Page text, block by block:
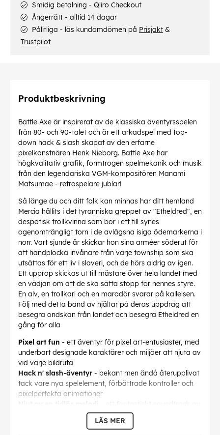
Smidig betalning - Qliro Checkout
Ångerrätt - alltid 14 dagar
Pålitliga - läs kundomdömen på Prisjakt &
Trustpilot
Produktbeskrivning
Battle Axe är inspirerat av de klassiska äventyrsspelen
från 80- och 90-talet och är ett arkadspel med top-
down hack & slash skapat av den erfarne
pixelkonstnären Henk Nieborg. Battle Axe har
högkvalitativ grafik, formtrogen spelmekanik och musik
från den legendariska VGM-kompositören Manami
Matsumae - retrospelare jublar!
Så länge du och ditt folk kan minnas har ditt hemland
Mercia hållits i det tyranniska greppet av "Etheldred", en
despotisk trollkvinna som bor i ett till synes
ogenomträngligt torn i de avlägsna isiga ödemarkerna i
norr. Vart sjunde år skickar hon sina arméer söderut för
att handplocka invånare från varje township som ska
utsättas för ett liv i slaveri, och de hörs aldrig av igen.
Ett upprop skickas ut till mästare över hela landet med
en vädjan om att de ska sätta stopp för hennes styre.
En alv, en trollkarl och en marodör svarar på kallelsen.
Följ med detta band av hjältar på deras uppdrag att
besegra ondskan från landet och besegra Etheldred en
gång för alla
Pixel art fun - ett äventyr för pixel art-entusiaster, med
underbart designade karaktärer och miljöer att njuta av
vid varje bildruta
Hack n' slash-äventyr - bekant men ändå återupplivat
tack vare nya spelelement, förbättrade kontroller och
pixelperfekta animationer
Njut av en tidlös melodi - ett fantastiskt soundtrack av
den legendariska kompositören Manami Matsumae
välj mellan tre mycket detaljerade
LÄS MER